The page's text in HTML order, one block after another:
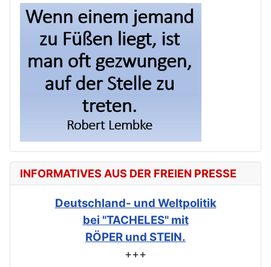
INFORMATIVES AUS DER FREIEN PRESSE
Deutschland- und Weltpolitik
bei "TACHELES" mit
RÖPER und STEIN.
+++